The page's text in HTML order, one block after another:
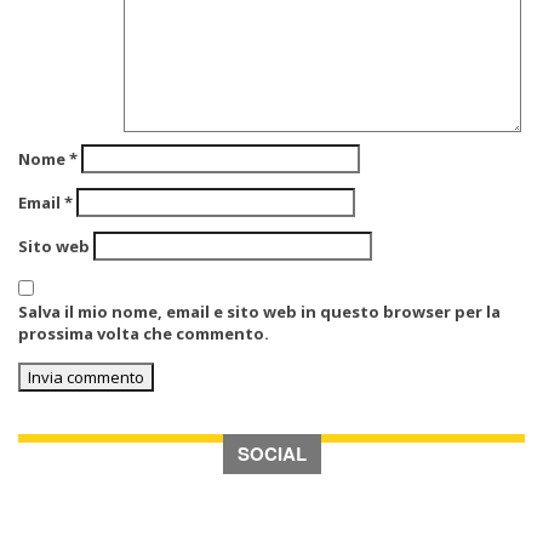
Nome*
Email *
Sito web
Salva il mio nome, email e sito web in questo browser per la
prossima volta che commento.
SOCIAL